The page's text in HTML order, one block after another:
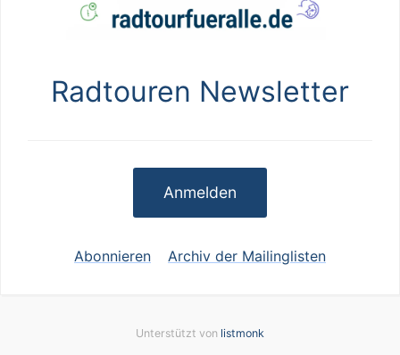
Radtouren Newsletter
Anmelden
Abonnieren Archiv der Mailinglisten
Unterstützt von listmonk